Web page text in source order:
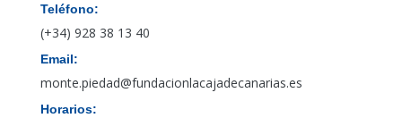
Teléfono:
(+34) 928 38 13 40
Email:
monte.piedad@fundacionlacajadecanarias.es
Horarios: